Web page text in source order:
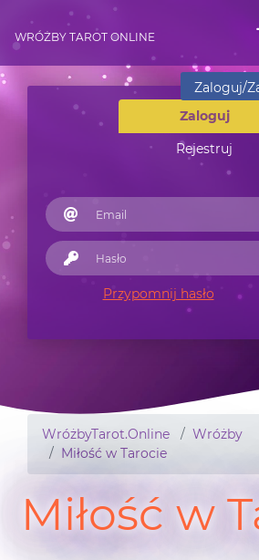
WRÓŻBY TAROT ONLINE
Zaloguj
Rejestruj
Zaloguj/
Przypomnij hasło
WróżbyTarot.Online
Wróżby
Miłość w Tarocie
Miłość w